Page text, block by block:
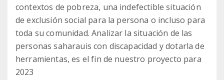
contextos de pobreza, una indefectible situación
de exclusión social para la persona o incluso para
toda su comunidad. Analizar la situación de las
personas saharauis con discapacidad y dotarla de
herramientas, es el fin de nuestro proyecto para
2023